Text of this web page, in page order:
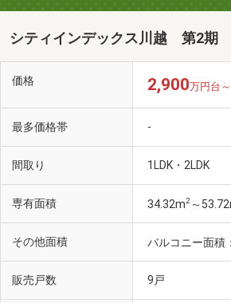
シティインデックス川越 第2期
価格 2,900万円台～
最多価格帯 -
間取り 1LDK・2LDK
専有面積 34.32m2 ～
その他面積 バルコニー面積
販売戸数 9戸